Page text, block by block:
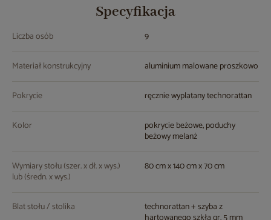
Specyfikacja
Liczba osób 9
Materiał konstrukcyjny aluminium malowane proszkowo
Pokrycie ręcznie wyplatany technorattan
Kolor pokrycie beżowe, poduchy
beżowy melanż
Wymiary stołu (szer. x dł. x wys.)
lub (średn. x wys.)
80 cm x 140 cm x 70 cm
Blat stołu / stolika technorattan + szyba z